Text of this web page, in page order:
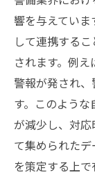
変化
AIと
多言
警備の新
デジ
クラ
デ
響を与えてい
して連携する
されます。例
警報が発され
す。このよう
が減少し、対応
て集められた
を策定する上